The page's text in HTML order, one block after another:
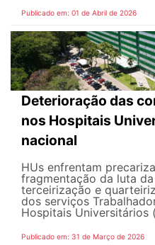
Publicado em: 01 de Abril de 2026
Deterioração das
nos Hospitais
nacional
HUs enfrentam
fragmentação da luta
terceirização e
dos serviços
Hospitais Universitários
Publicado em: 31 de Março de 2026